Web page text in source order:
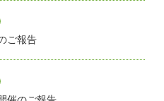
ご報告